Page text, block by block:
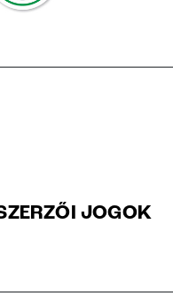
JOGOK